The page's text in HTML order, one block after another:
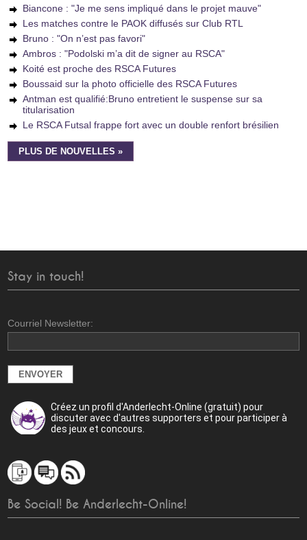
Biancone : "Je me sens impliqué dans le projet mauve"
Les matches contre le PAOK diffusés sur Club RTL
Bruno : "On n’est pas favori"
Ambros : "Podolski m’a dit de signer au RSCA"
Koité est proche des RSCA Futures
Boussaid sur la photo officielle des RSCA Futures
Antman est qualifié:Bruno entretient le suspense sur sa
titularisation
Le RSCA Futsal frappe fort avec un double renfort brésilien
PLUS DE NOUVELLES »
Stay in touch!
Courriel Newsletter:
Créez un profil d'Anderlecht-Online (gratuit) pour
discuter avec d'autres supporters et pour participer à
des jeux et concours.
Be Social! Be Anderlecht-Online!